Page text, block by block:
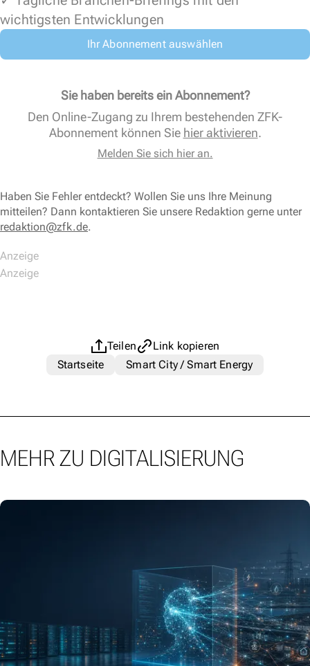
wichtigsten Entwicklungen
Ihr Abonnement auswählen
Sie haben bereits ein Abonnement?
Den Online-Zugang zu Ihrem bestehenden ZFK-
Abonnement können Sie hier aktivieren.
Melden Sie sich hier an.
Haben Sie Fehler entdeckt? Wollen Sie uns Ihre Meinung
mitteilen? Dann kontaktieren Sie unsere Redaktion gerne unter
redaktion@zfk.de.
Teilen
Link kopieren
Startseite
Smart City / Smart Energy
MEHR ZU DIGITALISIERUNG